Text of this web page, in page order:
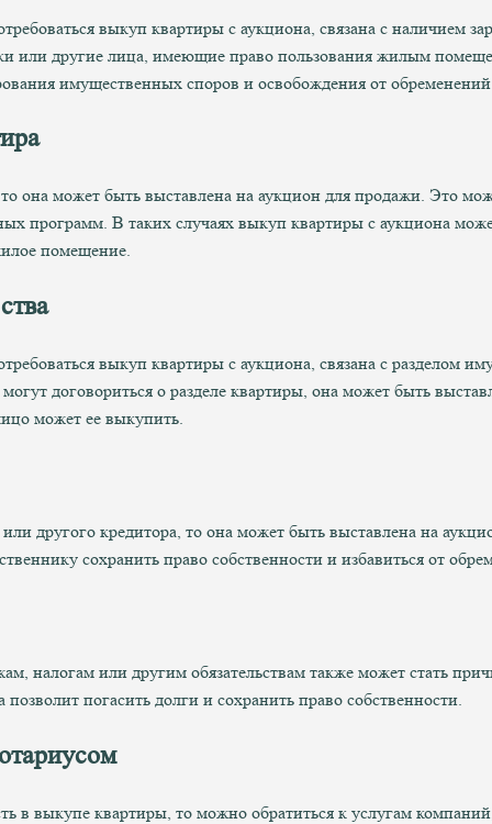
выкуп квартиры с аукциона, связана с наличием
или другие лица, имеющие право пользования жилым
имущественных споров и освобождения от
она может быть выставлена на аукцион для продажи. Это
программ. В таких случаях выкуп квартиры с аукциона
помещение.
выкуп квартиры с аукциона, связана с разделом
договориться о разделе квартиры, она может быть
может ее выкупить.
другого кредитора, то она может быть выставлена на
сохранить право собственности и избавиться от
налогам или другим обязательствам также может стать
погасить долги и сохранить право собственности.
в выкупе квартиры, то можно обратиться к услугам